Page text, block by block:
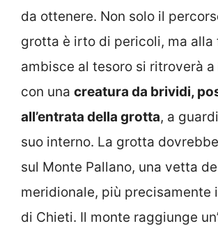
da ottenere. Non solo il
grotta è irto di pericoli, ma alla
ambisce al tesoro si ritroverà
con una creatura da brividi,
all’entrata della grotta, a
suo interno. La grotta
sul Monte Pallano, una vetta
meridionale, più precisamente
di Chieti. Il monte raggiunge